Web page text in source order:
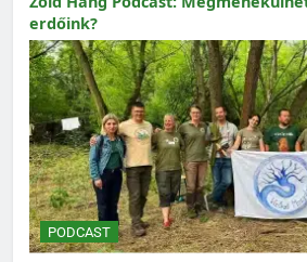
erdőink?
PODCAST